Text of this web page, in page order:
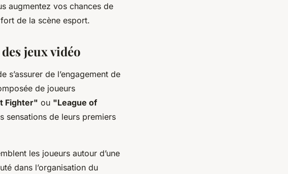
augmentez vos chances de
de la scène esport.
jeux vidéo
de l’engagement de
de joueurs
Fighter" ou "League of
sensations de leurs premiers
les joueurs autour d’une
dans l’organisation du